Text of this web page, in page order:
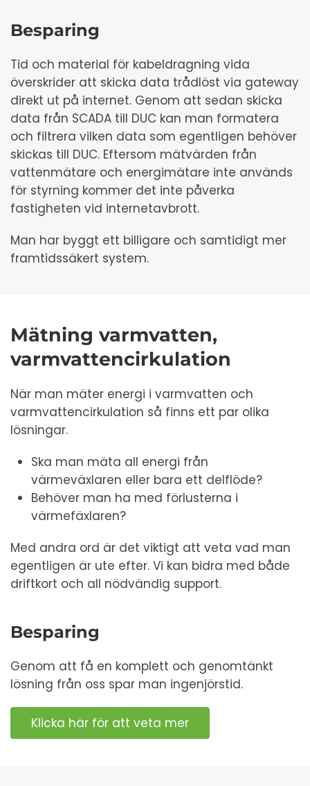
Besparing
Tid och material för kabeldragning vida
överskrider att skicka data trådlöst via gateway
direkt ut på internet. Genom att sedan skicka
data från SCADA till DUC kan man formatera
och filtrera vilken data som egentligen behöver
skickas till DUC. Eftersom mätvärden från
vattenmätare och energimätare inte används
för styrning kommer det inte påverka
fastigheten vid internetavbrott.
Man har byggt ett billigare och samtidigt mer
framtidssäkert system.
Mätning varmvatten,
varmvattencirkulation
När man mäter energi i varmvatten och
varmvattencirkulation så finns ett par olika
lösningar.
Ska man mäta all energi från
värmeväxlaren eller bara ett delflöde?
Behöver man ha med förlusterna i
värmefäxlaren?
Med andra ord är det viktigt att veta vad man
egentligen är ute efter. Vi kan bidra med både
driftkort och all nödvändig support.
Besparing
Genom att få en komplett och genomtänkt
lösning från oss spar man ingenjörstid.
Klicka här för att veta mer